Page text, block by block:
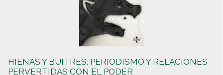
HIENAS Y BUITRES. PERIODISMO Y RELACIONES
PERVERTIDAS CON EL PODER